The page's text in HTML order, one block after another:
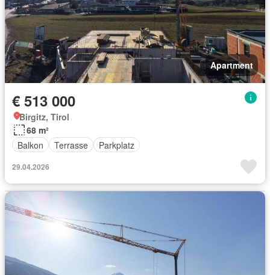
Apartment
€ 513 000
Birgitz, Tirol
68 m²
Balkon
Terrasse Parkplatz
29.04.2026